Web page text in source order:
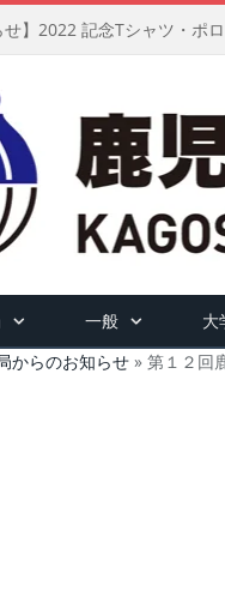
せ】2022 記念Tシャツ・ポ
一般 大
からのお知らせ » 第１２回